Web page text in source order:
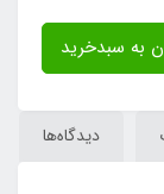
دیدگاه‌ها